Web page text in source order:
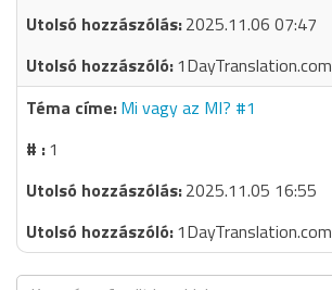
2025.11.06 07:47
1DayTranslation.com
Mi vagy az MI? #1
1
2025.11.05 16:55
1DayTranslation.com